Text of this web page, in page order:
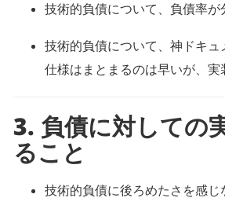
技術的負債について、負債率が
技術的負債について、神ドキュ
仕様はまとまるのは早いが、実
3. 負債に対しての
ること
技術的負債に後ろめたさを感